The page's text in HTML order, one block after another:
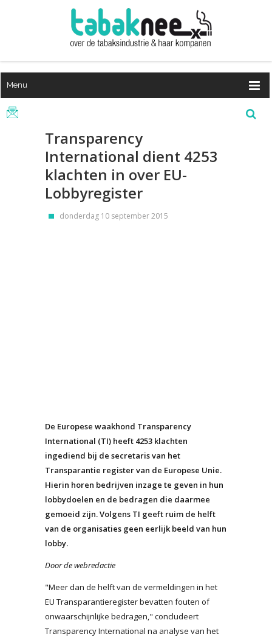
Menu
Transparency
International dient 4253
klachten in over EU-
Lobbyregister
donderdag 10 september 2015
De Europese waakhond Transparency
International (TI) heeft 4253 klachten
ingediend bij de secretaris van het
Transparantie register van de Europese Unie.
Hierin horen bedrijven inzage te geven in hun
lobbydoelen en de bedragen die daarmee
gemoeid zijn. Volgens TI geeft ruim de helft
van de organisaties geen eerlijk beeld van hun
lobby.
Door de webredactie
"Meer dan de helft van de vermeldingen in het
EU Transparantieregister bevatten fouten of
onwaarschijnlijke bedragen," concludeert
Transparency International na analyse van het